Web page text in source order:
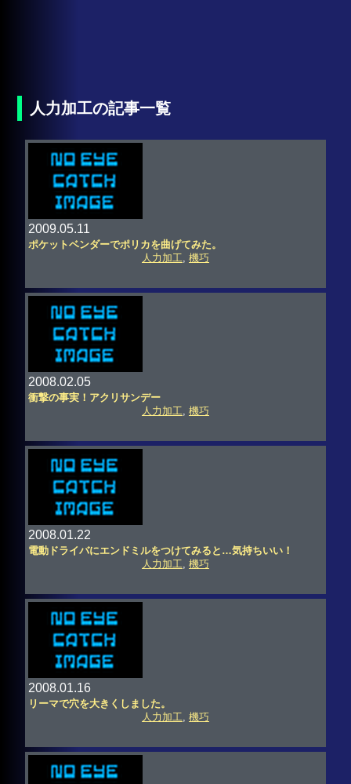
人力加工の記事一覧
2009.05.11
ポケットベンダーでポリカを曲げてみた。
人力加工, 機巧
2008.02.05
衝撃の事実！アクリサンデー
人力加工, 機巧
2008.01.22
電動ドライバにエンドミルをつけてみると…気持ちいい！
人力加工, 機巧
2008.01.16
リーマで穴を大きくしました。
人力加工, 機巧